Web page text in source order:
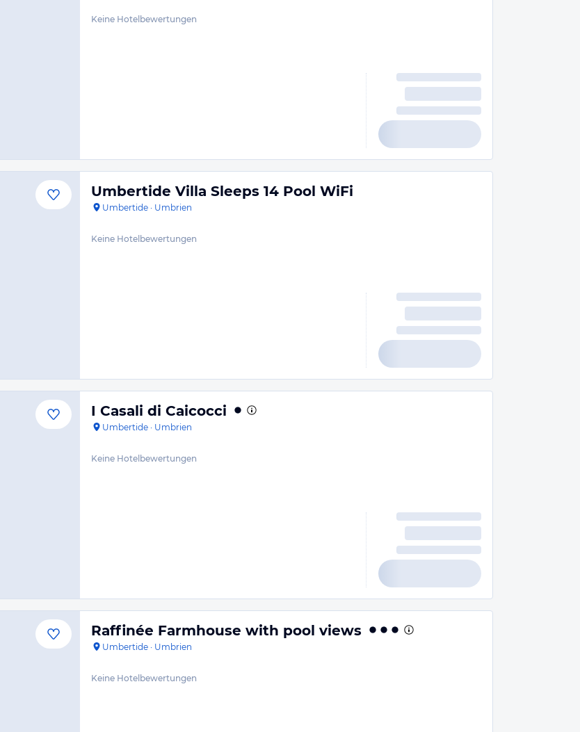
Keine Hotelbewertungen
Umbertide Villa Sleeps 14 Pool WiFi
Umbertide · Umbrien
Keine Hotelbewertungen
I Casali di Caicocci
Umbertide · Umbrien
Keine Hotelbewertungen
Raffinée Farmhouse with pool views
Umbertide · Umbrien
Keine Hotelbewertungen